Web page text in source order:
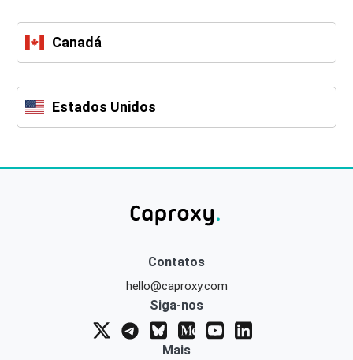
Canadá
Estados Unidos
Contatos
hello@caproxy.com
Siga-nos
Mais